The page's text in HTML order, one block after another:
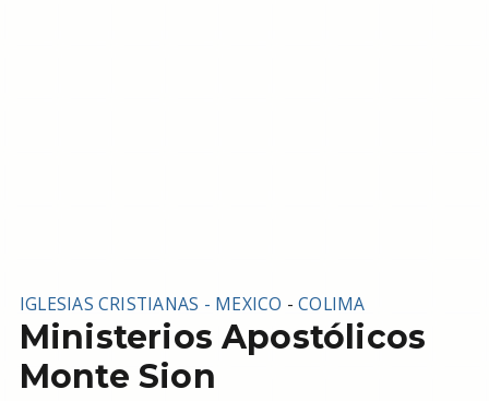
IGLESIAS CRISTIANAS - MEXICO -COLIMA
Ministerios Apostólicos
Monte Sion